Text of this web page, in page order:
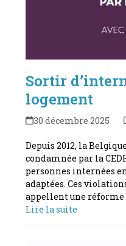
Sortir
logement
30 décembre 2025
Depuis 2012, la
condamnée par la
personnes internées
adaptées. Ces
appellent une réforme
Lire la suite